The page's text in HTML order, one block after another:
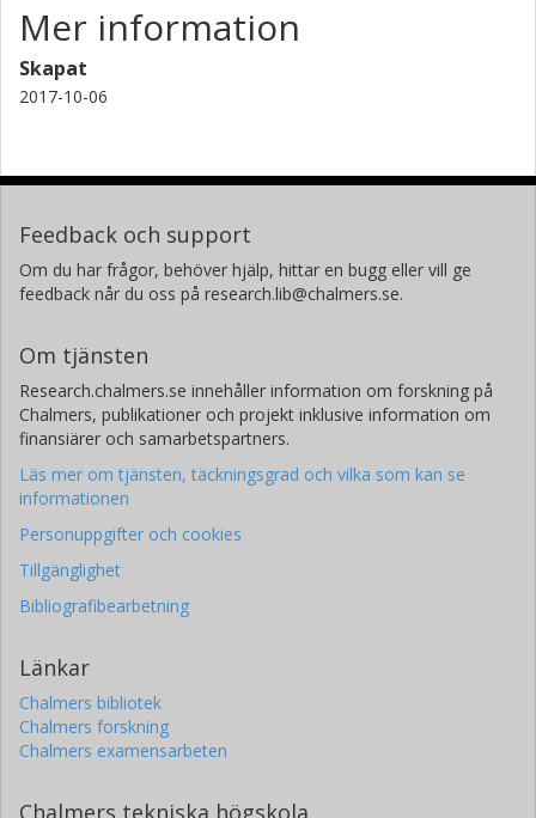
Mer information
Skapat
2017-10-06
Feedback och support
Om du har frågor, behöver hjälp, hittar en bugg eller vill ge
feedback når du oss på research.lib@chalmers.se.
Om tjänsten
Research.chalmers.se innehåller information om forskning på
Chalmers, publikationer och projekt inklusive information om
finansiärer och samarbetspartners.
Läs mer om tjänsten, täckningsgrad och vilka som kan se
informationen
Personuppgifter och cookies
Tillgänglighet
Bibliografibearbetning
Länkar
Chalmers bibliotek
Chalmers forskning
Chalmers examensarbeten
Chalmers tekniska högskola